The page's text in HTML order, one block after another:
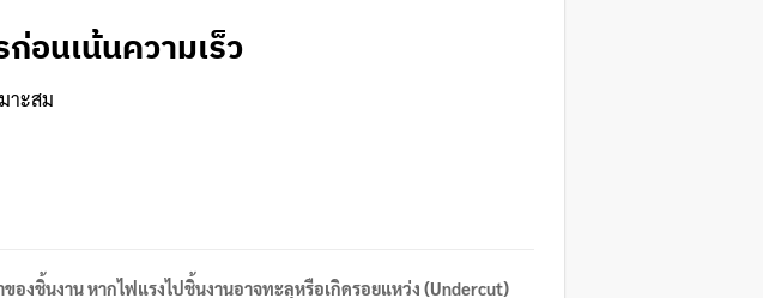
อนเน้นความเร็ว
าะสม
งชิ้นงาน หากไฟแรงไปชิ้นงานอาจทะลุหรือเกิดรอยแหว่ง (Undercut)